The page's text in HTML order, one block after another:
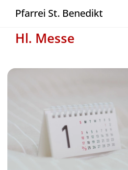
Pfarrei St. Benedikt
Hl. Messe